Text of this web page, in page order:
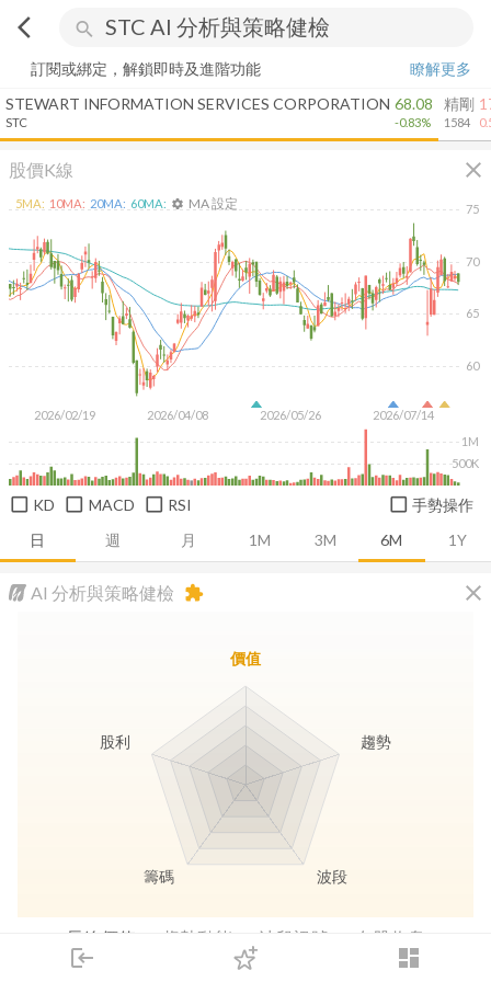
arrow_back_ios search
login dashboard
下單
訂閱或綁定，解鎖即時及進階功能
瞭解更多
STEWART INFORMATION SERVICES CORPORATION
STC
68.08
-0.83%
精剛
1584
股價K線 close
日 週 月 1M 3M 6M 1Y
2026/02/19 2026/04/08 2026/05/26 2026/07/14
60
65
70
75
500K
1M
5MA: 10MA: 20MA: 60MA: settings MA 設定
KD MACD RSI 手勢操作
AI 分析與策略健檢 close
extension
長線價值 趨勢動能 波段訊號 存股收息
價值
趨勢
波段
籌碼
股利